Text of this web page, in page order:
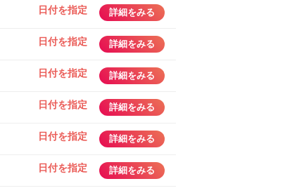
日付を指定 詳細をみる
日付を指定 詳細をみる
日付を指定 詳細をみる
日付を指定 詳細をみる
日付を指定 詳細をみる
日付を指定 詳細をみる